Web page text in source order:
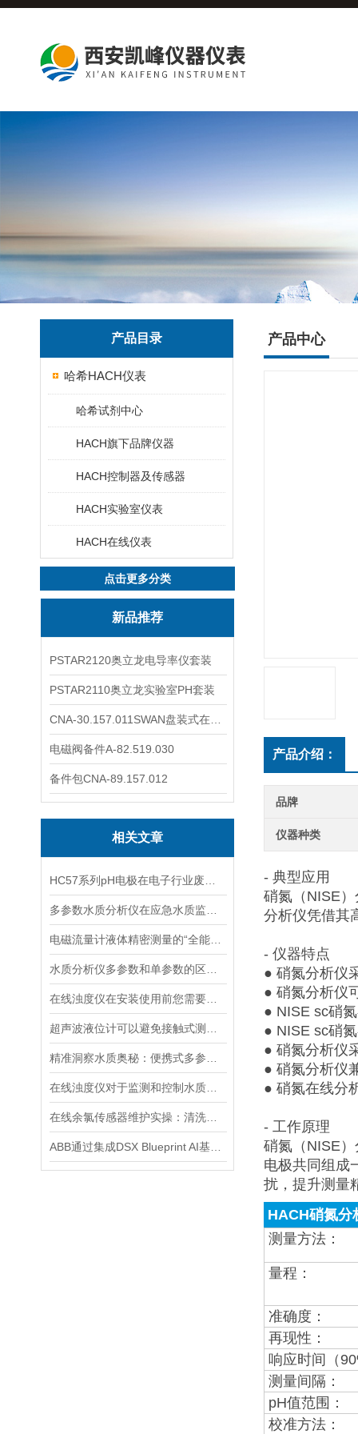
产品目录
哈希HACH仪表
哈希试剂中心
HACH旗下品牌仪器
HACH控制器及传感器
HACH实验室仪表
HACH在线仪表
点击更多分类
新品推荐
PSTAR2120奥立龙电导率仪套装
PSTAR2110奥立龙实验室PH套装
电磁阀备件A-82.519.030
备件包CNA-89.157.012
相关文章
产品中心
产品介绍：
品牌
仪器种类
- 典型应用
硝氮（NISE
分析仪凭借其
- 仪器特点
● 硝氮分析仪
● 硝氮分析仪
● NISE sc硝
● NISE sc硝
● 硝氮分析仪
● 硝氮分析仪
● 硝氮在线分
- 工作原理
硝氮（NISE
电极共同组成
扰，提升测量
HACH硝氮分
测量方法：
量程：
准确度：
再现性：
响应时间（
测量间隔：
pH值范围：
校准方法：